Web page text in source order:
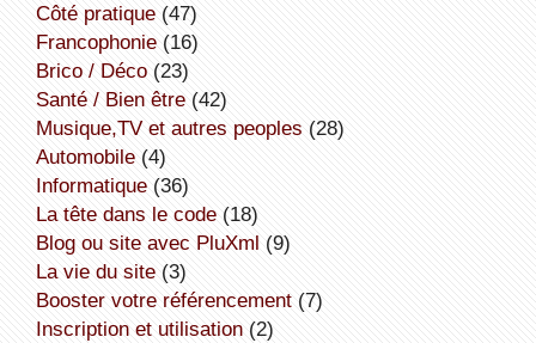
côté pratique(47)
Francophonie(16)
Brico / Déco(23)
Santé / Bien être(42)
Musique,TV et autres peoples (28)
Automobile(4)
informatique(36)
la tête dans le code(18)
Blog ou site avec PluXml (9)
la vie du site(3)
booster votre référencement(7)
inscription et utilisation(2)